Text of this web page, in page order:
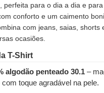
perfeita para o dia a dia e
conforto e um caimento
com jeans, saias, shorts
ocasiões.
T-Shirt
algodão penteado 30.1 –
toque agradável na pele.